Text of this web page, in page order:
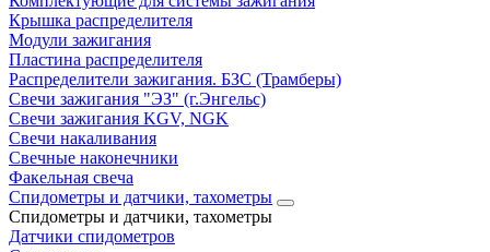
Крышка распределителя
Модули зажигания
Пластина распределителя
Распределители зажигания. БЗС (Трамберы)
Свечи зажигания "ЭЗ" (г.Энгельс)
Свечи зажигания KGV, NGK
Свечи накаливания
Свечные наконечники
Факельная свеча
Спидометры и датчики, тахометры
Спидометры и датчики, тахометры
Датчики спидометров